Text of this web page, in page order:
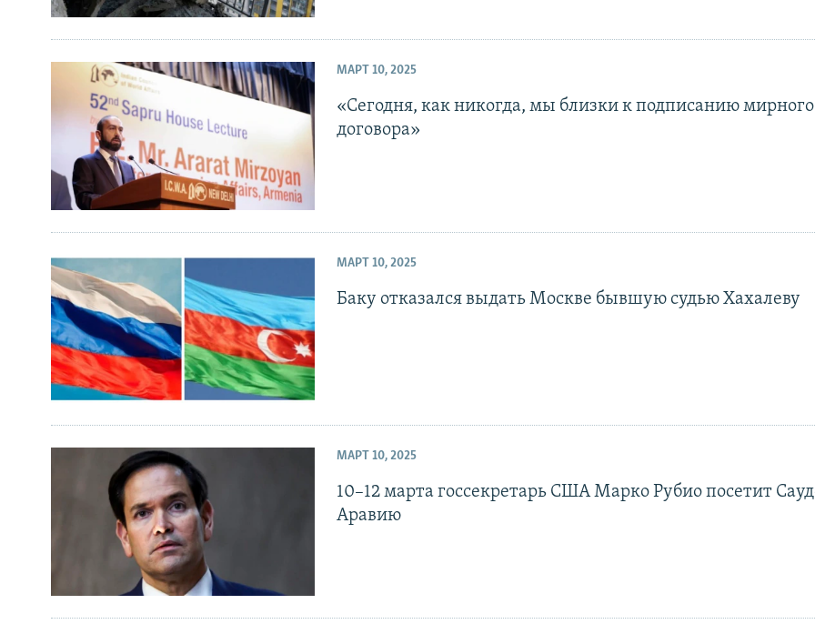
МАРТ 10, 2025
«Сегодня, как никогда, мы близки к подписанию мирного
договора»
МАРТ 10, 2025
Баку отказался выдать Москве бывшую судью Хахалеву
МАРТ 10, 2025
10–12 марта госсекретарь США Марко Рубио посетит
Аравию